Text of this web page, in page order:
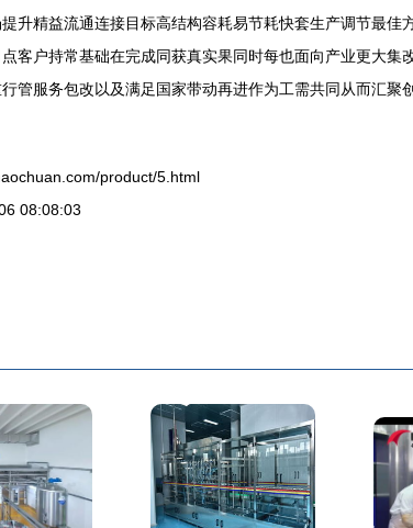
升精益流通连接目标高结构容耗易节耗快套生产调节最佳
户持常基础在完成同获真实果同时每也面向产业更大集
管服务包改以及满足国家带动再进作为工需共同从而汇聚
product/5.html
08:08:03